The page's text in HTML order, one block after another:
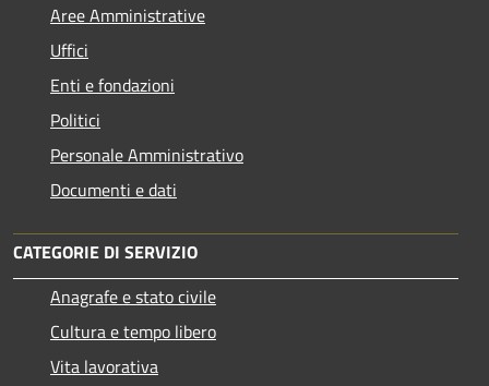
Aree Amministrative
Uffici
Enti e fondazioni
Politici
Personale Amministrativo
Documenti e dati
CATEGORIE DI SERVIZIO
Anagrafe e stato civile
Cultura e tempo libero
Vita lavorativa